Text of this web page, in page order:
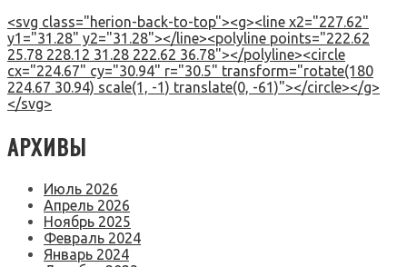
<svg class="herion-back-to-top"><g><line x2="227.62"
y1="31.28" y2="31.28"></line><polyline points="222.62
25.78 228.12 31.28 222.62 36.78"></polyline><circle
cx="224.67" cy="30.94" r="30.5" transform="rotate(180
224.67 30.94) scale(1, -1) translate(0, -61)"></circle></g>
</svg>
АРХИВЫ
Июль 2026
Апрель 2026
Ноябрь 2025
Февраль 2024
Январь 2024